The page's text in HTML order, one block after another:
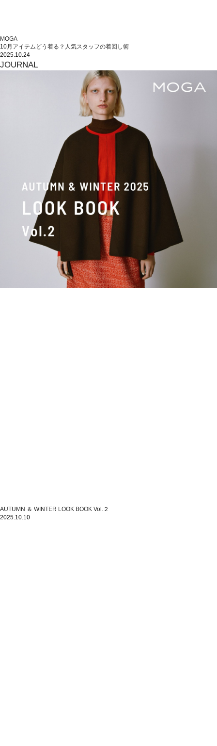
MOGA
10月アイテムどう着る？人気スタッフの着回し術
2025.10.24
JOURNAL
AUTUMN ＆ WINTER LOOK BOOK Vol.２
2025.10.10